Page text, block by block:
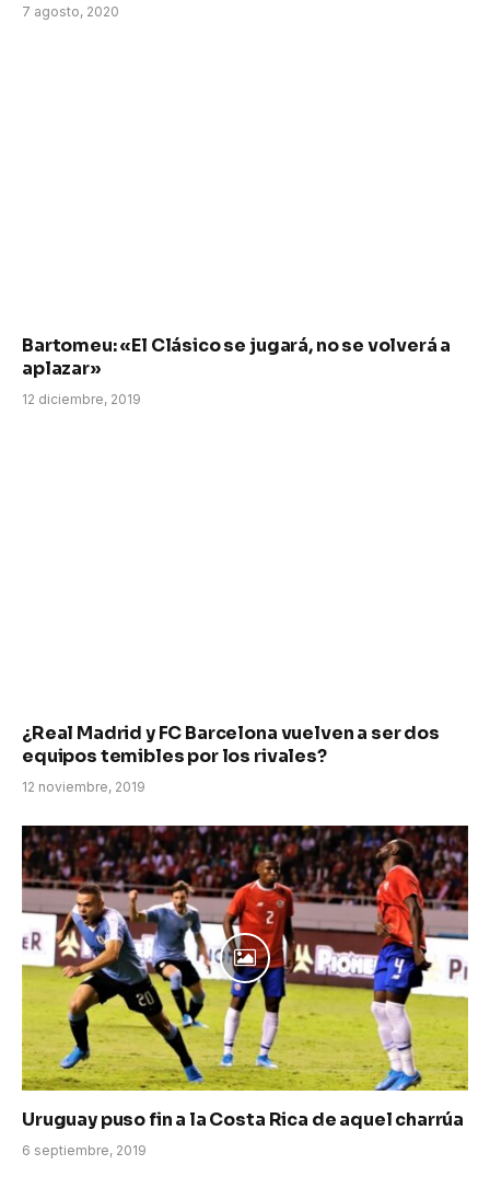
7 agosto, 2020
Bartomeu: «El Clásico se jugará, no se volverá a
aplazar»
12 diciembre, 2019
¿Real Madrid y FC Barcelona vuelven a ser dos
equipos temibles por los rivales?
12 noviembre, 2019
Uruguay puso fin a la Costa Rica de aquel charrúa
6 septiembre, 2019